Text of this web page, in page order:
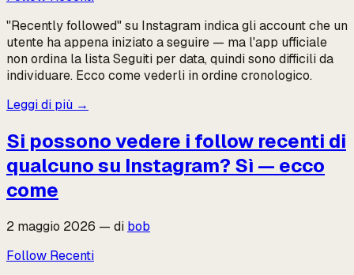
"Recently followed" su Instagram indica gli account che un
utente ha appena iniziato a seguire — ma l'app ufficiale
non ordina la lista Seguiti per data, quindi sono difficili da
individuare. Ecco come vederli in ordine cronologico.
Leggi di più →
Si possono vedere i follow recenti di
qualcuno su Instagram? Sì — ecco
come
2 maggio 2026 — di bob
Follow Recenti